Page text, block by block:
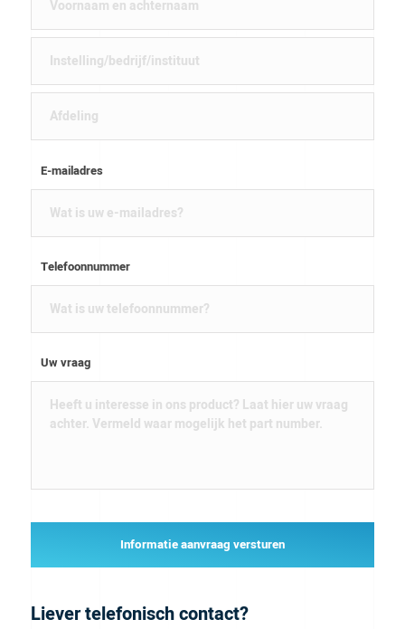
E-mailadres
Telefoonnummer
Uw vraag
Informatie aanvraag versturen
Liever telefonisch contact?